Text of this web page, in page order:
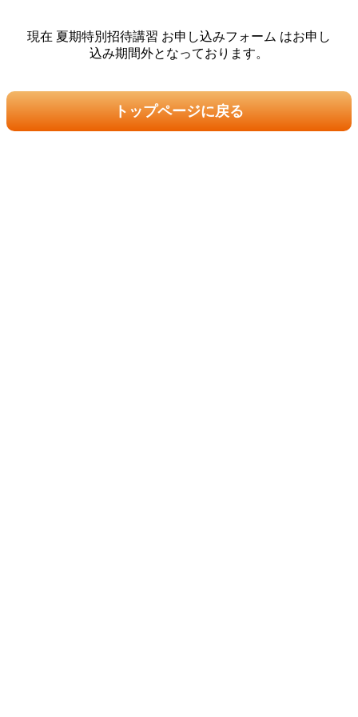
現在 夏期特別招待講習 お申し込みフォーム はお申し
込み期間外となっております。
トップページに戻る